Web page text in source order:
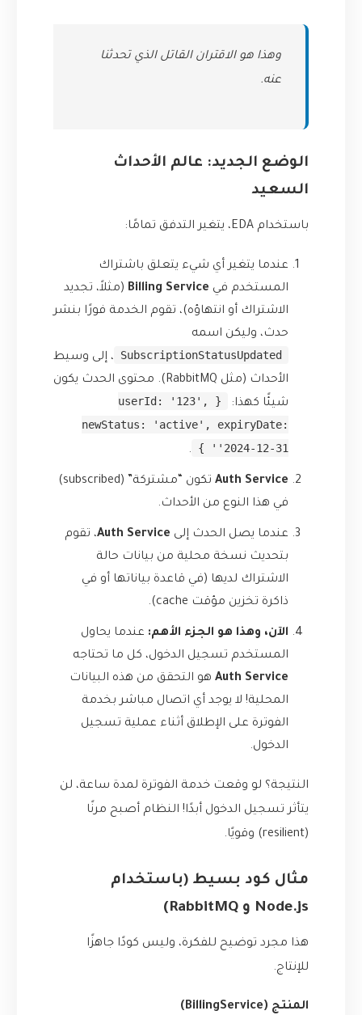
وهذا هو الاقتران القاتل الذي تحدثنا
عنه.
الوضع الجديد: عالم الأحداث
السعيد
باستخدام EDA، يتغير التدفق تمامًا:
عندما يتغير أي شيء يتعلق باشتراك
المستخدم في Billing Service (مثلاً، تجديد
الاشتراك أو انتهاؤه)، تقوم الخدمة فورًا بنشر
حدث، وليكن اسمه
SubscriptionStatusUpdated
، إلى وسيط
الأحداث (مثل RabbitMQ). محتوى الحدث يكون
شيئًا كهذا:
{ userId: '123',
newStatus: 'active', expiryDate:
'2024-12-31' }
.
Auth Service
تكون “مشتركة” (subscribed)
في هذا النوع من الأحداث.
عندما يصل الحدث إلى Auth Service، تقوم
بتحديث نسخة محلية من بيانات حالة
الاشتراك لديها (في قاعدة بياناتها أو في
ذاكرة تخزين مؤقت cache).
الآن، وهذا هو الجزء الأهم: عندما يحاول
المستخدم تسجيل الدخول، كل ما تحتاجه
Auth Service هو التحقق من هذه البيانات
المحلية! لا يوجد أي اتصال مباشر بخدمة
الفوترة على الإطلاق أثناء عملية تسجيل
الدخول.
النتيجة؟ لو وقعت خدمة الفوترة لمدة ساعة، لن
يتأثر تسجيل الدخول أبدًا! النظام أصبح مرنًا
(resilient) وقويًا.
مثال كود بسيط (باستخدام
Node.js و RabbitMQ)
هذا مجرد توضيح للفكرة، وليس كودًا جاهزًا
للإنتاج.
المنتج (BillingService)